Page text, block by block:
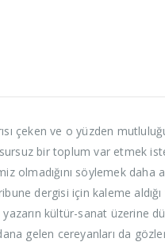
çeken ve o yüzden
bir toplum var etmek
olmadığını söylemek daha
dergisi için kaleme
yazarın kültür-sanat üzerine
gelen cereyanları da